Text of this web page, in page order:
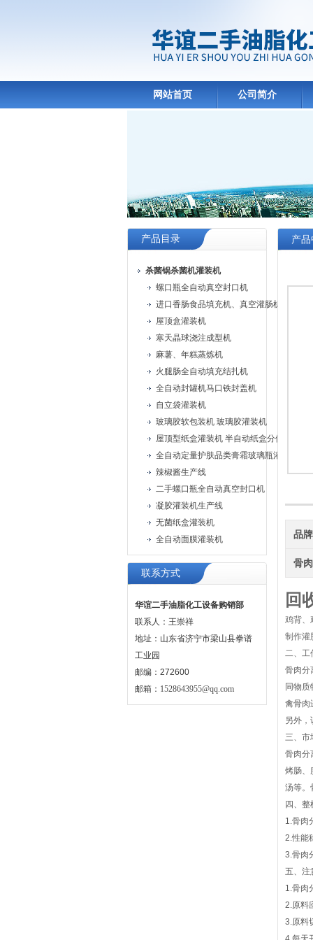
网站首页 公司简介
产品目录
杀菌锅杀菌机灌装机
螺口瓶全自动真空封口机
进口香肠食品填充机、真空灌肠机
屋顶盒灌装机
寒天晶球浇注成型机
麻薯、年糕蒸炼机
火腿肠全自动填充结扎机
全自动封罐机马口铁封盖机
自立袋灌装机
玻璃胶软包装机 玻璃胶灌装机
屋顶型纸盒灌装机 半自动纸盒分体灌装机
全自动定量护肤品类膏霜玻璃瓶灌装旋盖
辣椒酱生产线
二手螺口瓶全自动真空封口机
凝胶灌装机生产线
无菌纸盒灌装机
全自动面膜灌装机
联系方式
华谊二手油脂化工设备购销部
联系人：王崇祥
地址：山东省济宁市梁山县拳谱
工业园
邮编：272600
邮箱： 1528643955@qq.com
产
品牌
骨
回
鸡背、
制作灌
二、工
骨肉分
同物
禽骨肉
另外
三、市
骨肉分
烤肠、
汤等。
四、整
1.骨肉
2.性能
3.骨肉
五、注
1.骨肉
2.原料
3.原料